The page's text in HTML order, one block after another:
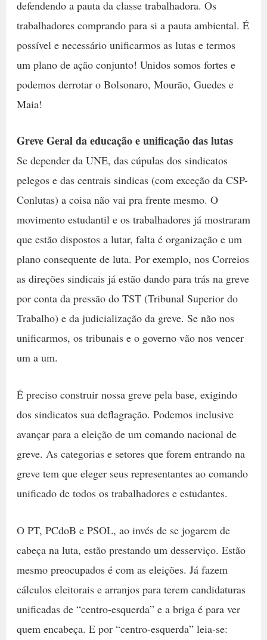
defendendo a pauta da classe trabalhadora. Os
trabalhadores comprando para si a pauta ambiental. É
possível e necessário unificarmos as lutas e termos
um plano de ação conjunto! Unidos somos fortes e
podemos derrotar o Bolsonaro, Mourão, Guedes e
Maia!
Greve Geral da educação e unificação das lutas
Se depender da UNE, das cúpulas dos sindicatos
pelegos e das centrais sindicas (com exceção da CSP-
Conlutas) a coisa não vai pra frente mesmo. O
movimento estudantil e os trabalhadores já mostraram
que estão dispostos a lutar, falta é organização e um
plano consequente de luta. Por exemplo, nos Correios
as direções sindicais já estão dando para trás na greve
por conta da pressão do TST (Tribunal Superior do
Trabalho) e da judicialização da greve. Se não nos
unificarmos, os tribunais e o governo vão nos vencer
um a um.
É preciso construir nossa greve pela base, exigindo
dos sindicatos sua deflagração. Podemos inclusive
avançar para a eleição de um comando nacional de
greve. As categorias e setores que forem entrando na
greve tem que eleger seus representantes ao comando
unificado de todos os trabalhadores e estudantes.
O PT, PCdoB e PSOL, ao invés de se jogarem de
cabeça na luta, estão prestando um desserviço. Estão
mesmo preocupados é com as eleições. Já fazem
cálculos eleitorais e arranjos para terem candidaturas
unificadas de “centro-esquerda” e a briga é para ver
quem encabeça. E por “centro-esquerda” leia-se: